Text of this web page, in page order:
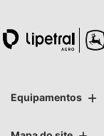
Equipamentos